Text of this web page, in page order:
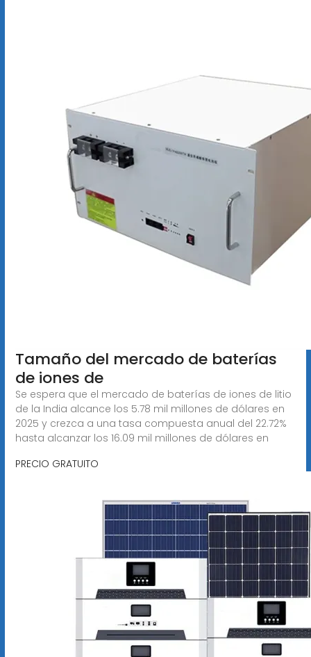
Tamaño del mercado de baterías
de iones de
Se espera que el mercado de baterías de iones de litio
de la India alcance los 5.78 mil millones de dólares en
2025 y crezca a una tasa compuesta anual del 22.72%
hasta alcanzar los 16.09 mil millones de dólares en
PRECIO GRATUITO